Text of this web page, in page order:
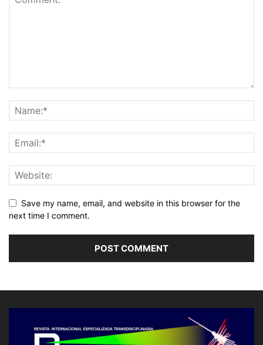
Save my name, email, and website in this browser for the
next time I comment.